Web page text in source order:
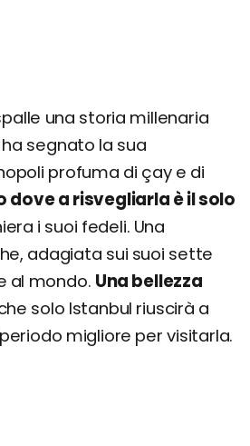
una storia millenaria
segnato la sua
profuma di çay e di
a risvegliarla è il solo
i suoi fedeli. Una
adagiata sui suoi sette
al mondo. Una bellezza
solo Istanbul riuscirà a
migliore per visitarla.